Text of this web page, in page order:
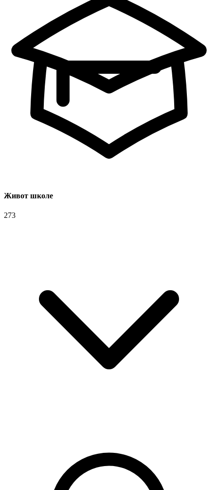
Живот школе
273